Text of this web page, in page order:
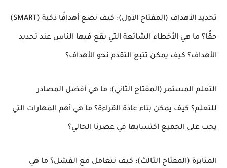
تحديد الأهداف (المفتاح الأول): كيف نضع أهدافًا ذكية (SMART)
حقًا؟ ما هي الأخطاء الشائعة التي يقع فيها الناس عند تحديد
الأهداف؟ كيف يمكن تتبع التقدم نحو الأهداف؟
التعلم المستمر (المفتاح الثاني): ما هي أفضل المصادر
للتعلم؟ كيف يمكن بناء عادة القراءة؟ ما هي أهم المهارات التي
يجب على الجميع اكتسابها في عصرنا الحالي؟
المثابرة (المفتاح الثالث): كيف نتعامل مع الفشل؟ ما هي